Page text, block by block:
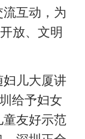
互动，为
放、文明
儿大厦讲
给予妇女
童友好示范